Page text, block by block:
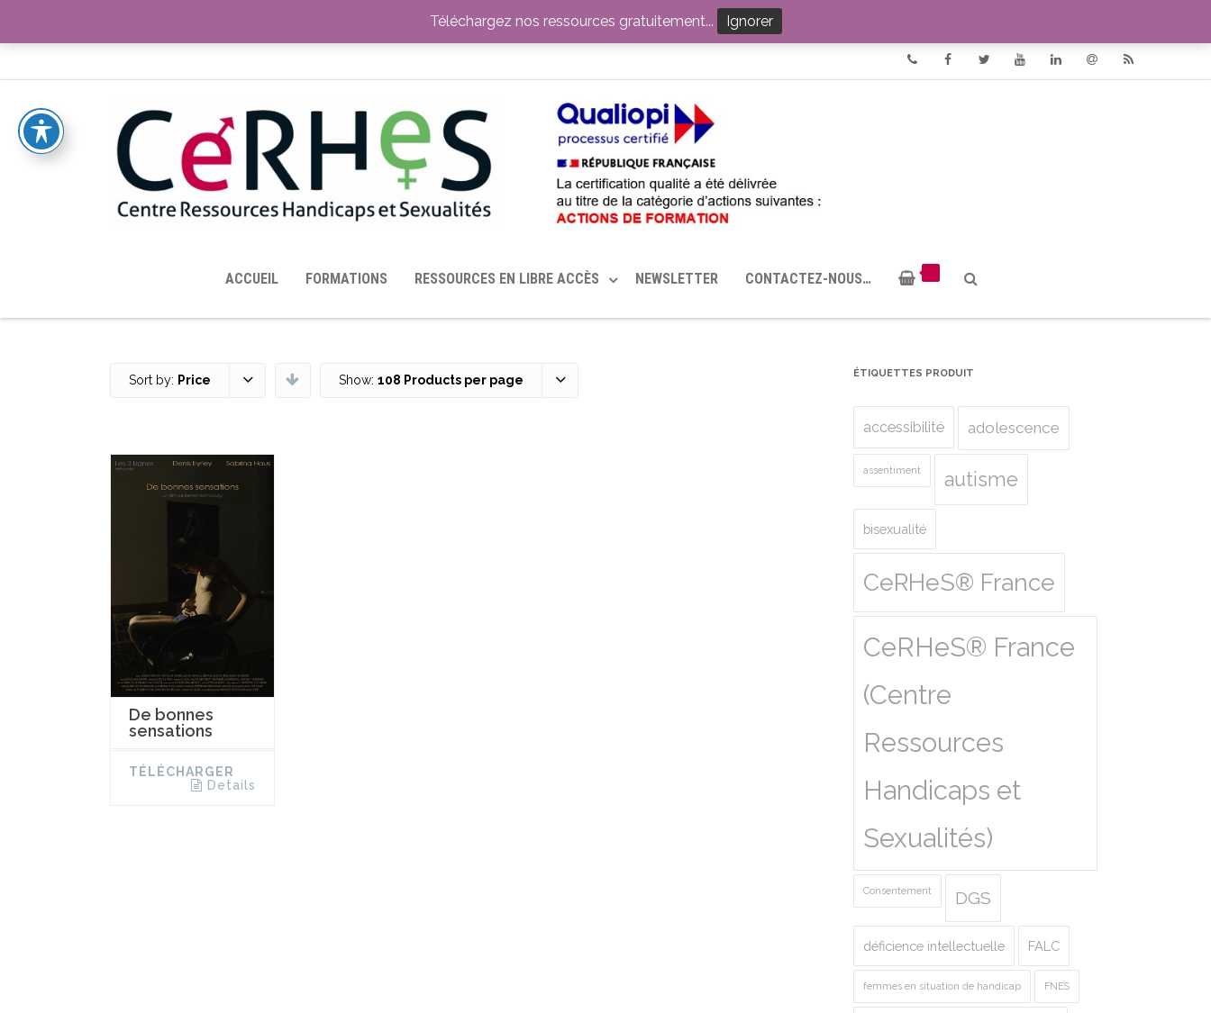
TOUTES LES RESSOURCES MISES À DISPOSITION PAR LE CERHES® FRANCE OUTILS EN SANTÉ SEXUELLE
ACCUEIL FORMATIONS RESSOURCES EN LIBRE ACCÈS NEWSLETTER CONTACTEZ-NOUS…
Sort by: Price Show: 108 Products per page
De bonnes
sensations
TÉLÉCHARGER
Details
ÉTIQUETTES PRODUIT
accessibilité adolescence
assentiment autisme
bisexualité
CeRHeS® France
CeRHeS® France
(Centre
Ressources
Handicaps et
Sexualités)
Consentement DGS
déficience intellectuelle FALC
femmes en situation de handicap FNES
Téléchargez nos ressources gratuitement... Ignorer